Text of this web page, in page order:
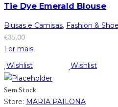
Tie Dye Emerald Blouse
Blusas e Camisas, Fashion &
€35,00
Ler mais
Wishlist
Wishlist
Sem Stock
Store: MARIA PAILONA